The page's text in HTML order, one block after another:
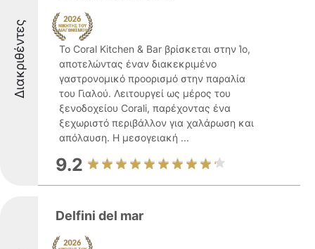
Διακριθέντες
Το Coral Kitchen & Bar βρίσκεται στην Ίο,
αποτελώντας έναν διακεκριμένο
γαστρονομικό προορισμό στην παραλία
του Γιαλού. Λειτουργεί ως μέρος του
ξενοδοχείου Corali, παρέχοντας ένα
ξεχωριστό περιβάλλον για χαλάρωση και
απόλαυση. Η μεσογειακή ...
9.2
Delfini del mar